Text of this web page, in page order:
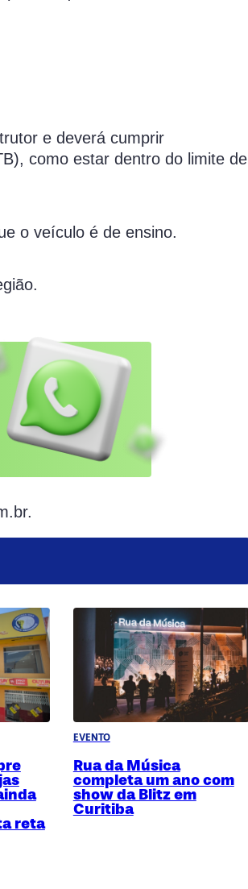
e deverá cumprir
como estar dentro do limite de
o veículo é de ensino.
reta
EVENTO
Rua da Música
completa um ano com
show da Blitz em
Curitiba